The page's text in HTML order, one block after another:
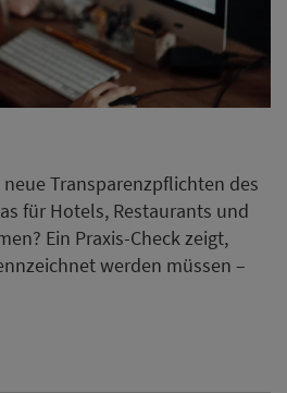
Transparenzpflichten des
für Hotels, Restaurants und
Ein Praxis-Check zeigt,
werden müssen –